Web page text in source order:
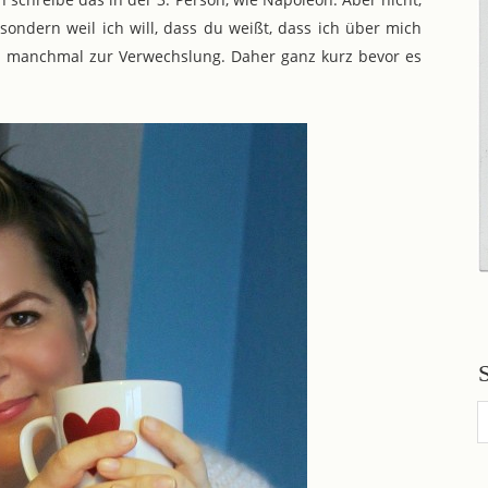
weil ich will, dass du weißt, dass ich über mich
zur Verwechslung. Daher ganz kurz bevor es